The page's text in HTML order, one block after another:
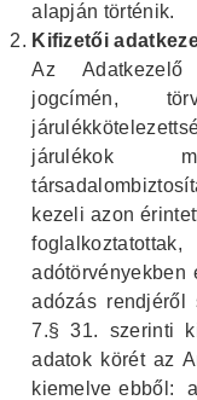
alapján történik.
Kifizetői
Az
jogcímén,
járulékok
kezeli azon
adótörvényekben
adózás
7.§ 31. szerinti
adatok körét az
kiemelve ebből: